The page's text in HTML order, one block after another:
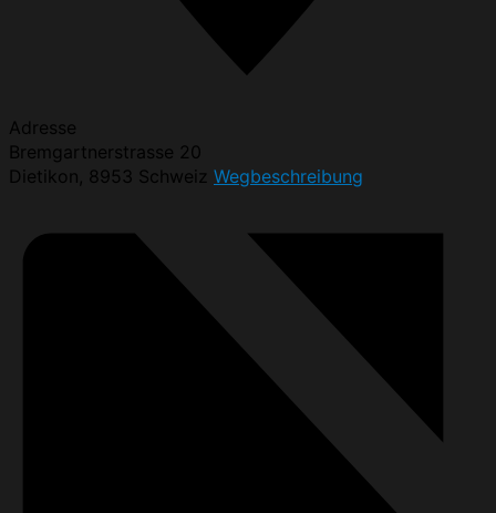
Adresse
Bremgartnerstrasse 20
Dietikon 8953 Schweiz Wegbeschreibung